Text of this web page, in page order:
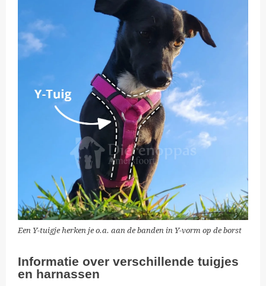
Een Y-tuigje herken je o.a. aan de banden in Y-vorm op de borst
Informatie over verschillende tuigjes
en harnassen